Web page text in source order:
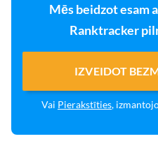
Mēs beidzot esam
Ranktracker
IZVEIDOT
Vai Pierakstīties,